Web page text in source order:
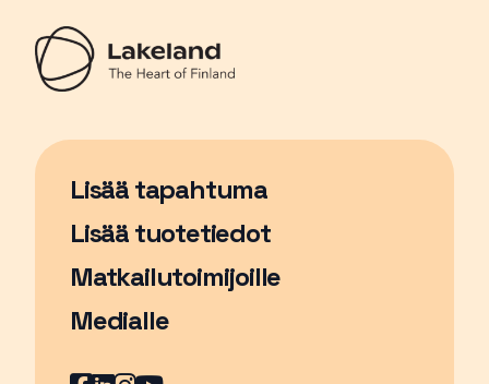
Lisää tapahtuma
Sivu avautuu uudessa ikkunassa
Lisää tuotetiedot
Matkailutoimijoille
Medialle